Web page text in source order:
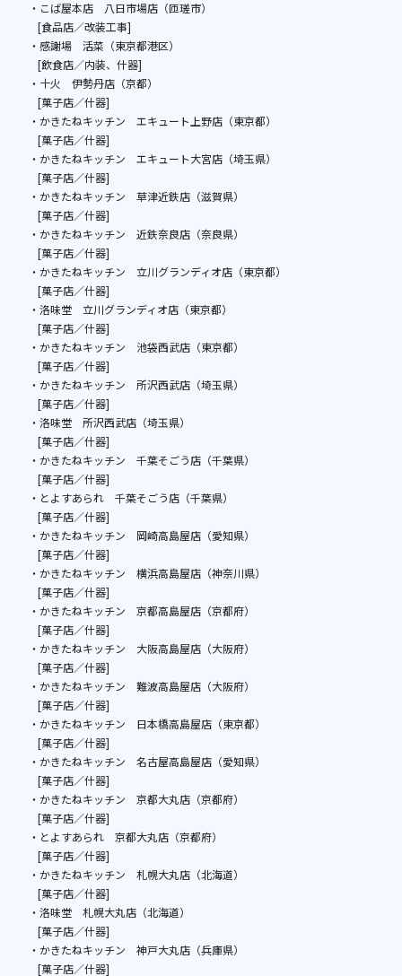
・こば屋本店 八日市場店（匝瑳市）
[食品店／改装工事]
・感謝場 活菜（東京都港区）
[飲食店／内装、什器]
・十火 伊勢丹店（京都）
[菓子店／什器]
・かきたねキッチン エキュート上野店（東京都）
[菓子店／什器]
・かきたねキッチン エキュート大宮店（埼玉県）
[菓子店／什器]
・かきたねキッチン 草津近鉄店（滋賀県）
[菓子店／什器]
・かきたねキッチン 近鉄奈良店（奈良県）
[菓子店／什器]
・かきたねキッチン 立川グランディオ店（東京都）
[菓子店／什器]
・洛味堂 立川グランディオ店（東京都）
[菓子店／什器]
・かきたねキッチン 池袋西武店（東京都）
[菓子店／什器]
・かきたねキッチン 所沢西武店（埼玉県）
[菓子店／什器]
・洛味堂 所沢西武店（埼玉県）
[菓子店／什器]
・かきたねキッチン 千葉そごう店（千葉県）
[菓子店／什器]
・とよすあられ 千葉そごう店（千葉県）
[菓子店／什器]
・かきたねキッチン 岡崎高島屋店（愛知県）
[菓子店／什器]
・かきたねキッチン 横浜高島屋店（神奈川県）
[菓子店／什器]
・かきたねキッチン 京都高島屋店（京都府）
[菓子店／什器]
・かきたねキッチン 大阪高島屋店（大阪府）
[菓子店／什器]
・かきたねキッチン 難波高島屋店（大阪府）
[菓子店／什器]
・かきたねキッチン 日本橋高島屋店（東京都）
[菓子店／什器]
・かきたねキッチン 名古屋高島屋店（愛知県）
[菓子店／什器]
・かきたねキッチン 京都大丸店（京都府）
[菓子店／什器]
・とよすあられ 京都大丸店（京都府）
[菓子店／什器]
・かきたねキッチン 札幌大丸店（北海道）
[菓子店／什器]
・洛味堂 札幌大丸店（北海道）
[菓子店／什器]
・かきたねキッチン 神戸大丸店（兵庫県）
[菓子店／什器]